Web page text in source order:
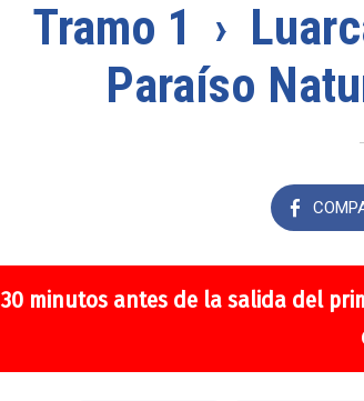
Tramo 1 ›
Paraíso
30 minutos antes de la salida del